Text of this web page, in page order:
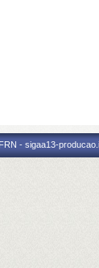
- sigaa13-